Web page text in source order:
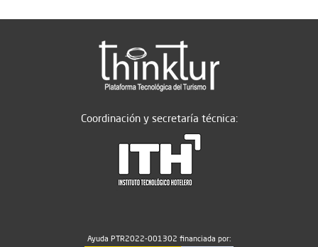
Coordinación y secretaría técnica:
Ayuda PTR2022-001302 financiada por: